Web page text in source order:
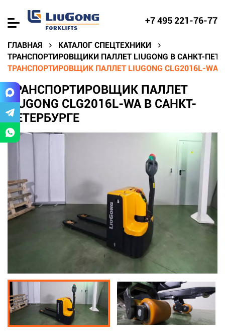
+7 495 221-76-77
ГЛАВНАЯ
КАТАЛОГ СПЕЦТЕХНИКИ
ТРАНСПОРТИРОВЩИКИ ПАЛЛЕТ LIUGONG В САНКТ-
ТРАНСПОРТИРОВЩИК ПАЛЛЕТ LIUGONG CLG2016L-WA
ТРАНСПОРТИРОВЩИК ПАЛЛЕТ
LIUGONG CLG2016L-WA В САНКТ-
ПЕТЕРБУРГЕ